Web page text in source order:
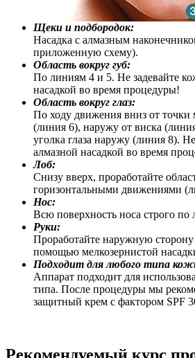
Щеки и подбородок:
Насадка с алмазным
приложенную схему).
Область вокруг губ:
По линиям 4 и 5. Не задевайте
насадкой во время процедуры!
Область вокруг глаз:
По ходу движения вниз от точки
(линия 6), наружу от виска
уголка глаза наружу (линия 8).
алмазной насадкой во время
Лоб:
Снизу вверх, проработайте
горизонтальными движениями
Нос:
Всю поверхность носа строго по
Руки:
Проработайте наружную
помощью мелкозернистой
Подходит для любого типа
Аппарат подходит для
типа. После процедуры мы
защитный крем с фактором SPF